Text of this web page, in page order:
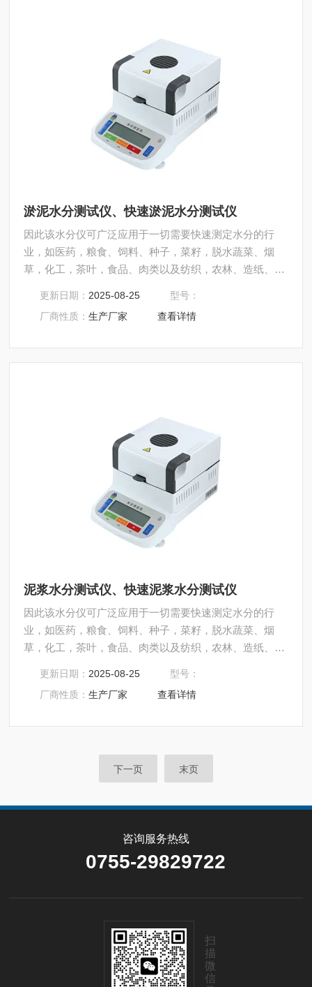
淤泥水分测试仪、快速淤泥水分测试仪
因此该水分仪可广泛应用于一切需要快速测定水分的行
业，如医药，粮食、饲料、种子，菜籽，脱水蔬菜、烟
草，化工，茶叶，食品、肉类以及纺织，农林、造纸、橡
足固体、颗粒、粉末、胶状体及液体含水率的测定要求，
深圳市后王电子科技有限公司始终立志于为用户提供多用
更新日期： 2025-08-25
型号：
厂商性质：生产厂家 查看详情
泥浆水分测试仪、快速泥浆水分测试仪
因此该水分仪可广泛应用于一切需要快速测定水分的行
业，如医药，粮食、饲料、种子，菜籽，脱水蔬菜、烟
草，化工，茶叶，食品、肉类以及纺织，农林、造纸、橡
足固体、颗粒、粉末、胶状体及液体含水率的测定要求，
深圳市后王电子科技有限公司始终立志于为用户提供多用
更新日期： 2025-08-25
型号：
厂商性质：生产厂家 查看详情
下一页 末页
咨询服务热线
0755-29829722
扫
描
微
信